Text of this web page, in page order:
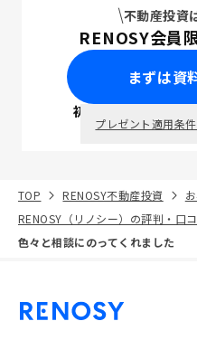
不動産投資
RENOSY会員
まずは資
初回面談で
プレゼント適用条
TOP RENOSY不動産投資
RENOSY（リノシー）の評判・口
色々と相談にのってくれました